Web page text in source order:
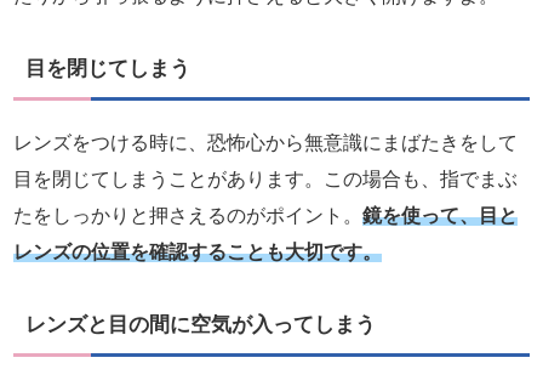
目を閉じてしまう
レンズをつける時に、恐怖心から無意識にまばたきをして
目を閉じてしまうことがあります。この場合も、指でまぶ
たをしっかりと押さえるのがポイント。 鏡を使って、目と
レンズの位置を確認することも大切です。
レンズと目の間に空気が入ってしまう